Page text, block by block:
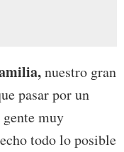
nuestro gran
pasar por un
muy
todo lo posible